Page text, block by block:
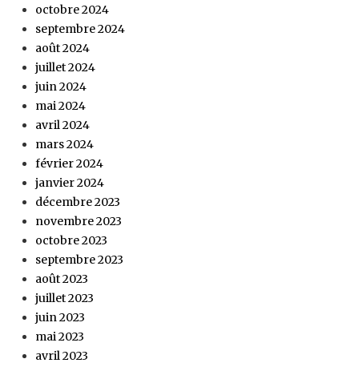
octobre 2024
septembre 2024
août 2024
juillet 2024
juin 2024
mai 2024
avril 2024
mars 2024
février 2024
janvier 2024
décembre 2023
novembre 2023
octobre 2023
septembre 2023
août 2023
juillet 2023
juin 2023
mai 2023
avril 2023